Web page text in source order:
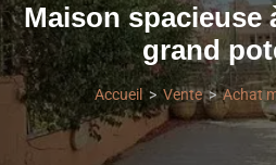
Maison spacieuse
grand
Accueil Vente Achat